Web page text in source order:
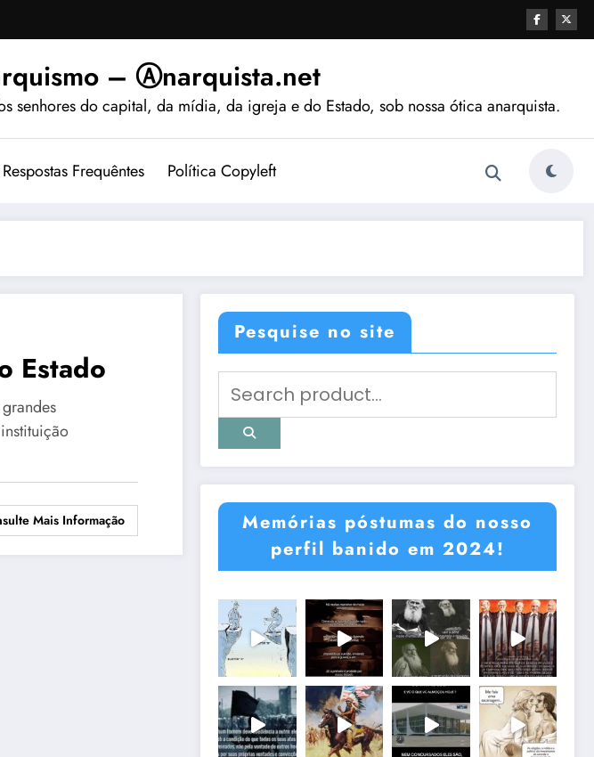
– Ⓐnarquista.net
senhores do capital, da mídia, da igreja e do Estado, sob nossa ótica anarquista.
Frequêntes Política Copyleft
Estado
Mais Informação
Pesquise no site
Memórias póstumas do nosso
perfil banido em 2024!